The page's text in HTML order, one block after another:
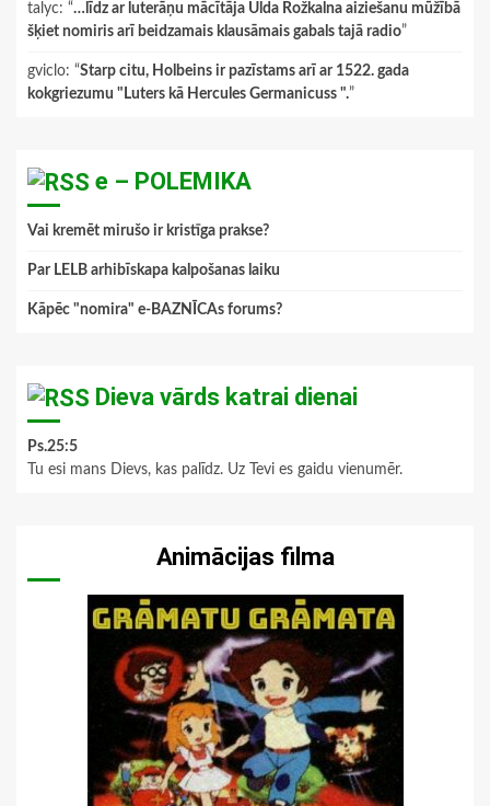
talyc: “…līdz ar luterāņu mācītāja Ulda Rožkalna aiziešanu mūžībā
šķiet nomiris arī beidzamais klausāmais gabals tajā radio”
gviclo: “Starp citu, Holbeins ir pazīstams arī ar 1522. gada
kokgriezumu "Luters kā Hercules Germanicuss ".”
e – POLEMIKA
Vai kremēt mirušo ir kristīga prakse?
Par LELB arhibīskapa kalpošanas laiku
Kāpēc "nomira" e-BAZNĪCAs forums?
Dieva vārds katrai dienai
Ps.25:5
Tu esi mans Dievs, kas palīdz. Uz Tevi es gaidu vienumēr.
Animācijas filma